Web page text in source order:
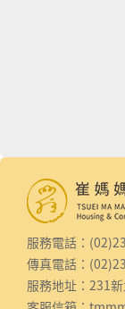
服務電話：
傳真電話：
服務地址：231